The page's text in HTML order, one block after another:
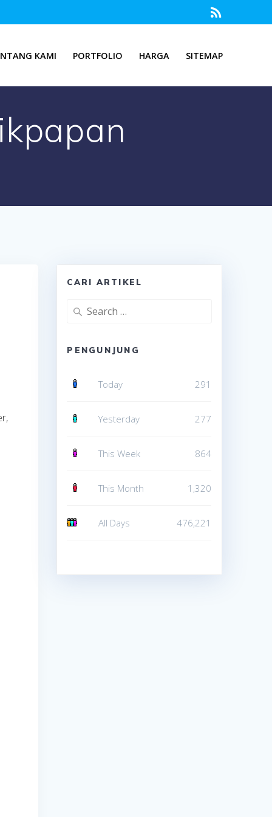
KAMI PORTFOLIO HARGA SITEMAP
CARI ARTIKEL
Search
PENGUNJUNG
Today 291
Yesterday 277
This Week 864
This Month 1,320
All Days 476,221